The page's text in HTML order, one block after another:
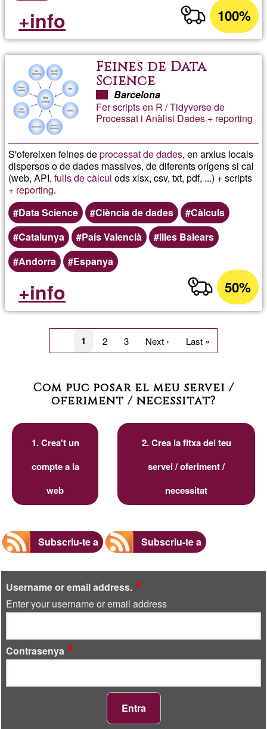
100%
+info
Feines de Data
Science
Barcelona
Fer scripts en R / Tidyverse de
Processat i Anàlisi Dades + reporting
S'ofereixen feines deprocessat de dades, en arxius locals
dispersos o de dades massives, de diferents orígens si cal
(web, API,fulls de càlcul ods xlsx, csv, txt, pdf, ...) + scripts
+ reporting.
Data Science
Ciència de dades
Càlculs
Catalunya
País Valencià
Illes Balears
Andorra
Espanya
50%
+info
Pàgina
actual
1 Page
2 Page
3
Pàgina
següent
Next ›
Última
pàgina
Last »
Com puc posar el meu servei /
oferiment / necessitat?
1. Crea't un
compte a la
web
2. Crea la fitxa del teu
servei / oferiment /
necessitat
Subscriu-te a Subscriu-te a
Username or email address.
Enter your username or email address
Contrasenya